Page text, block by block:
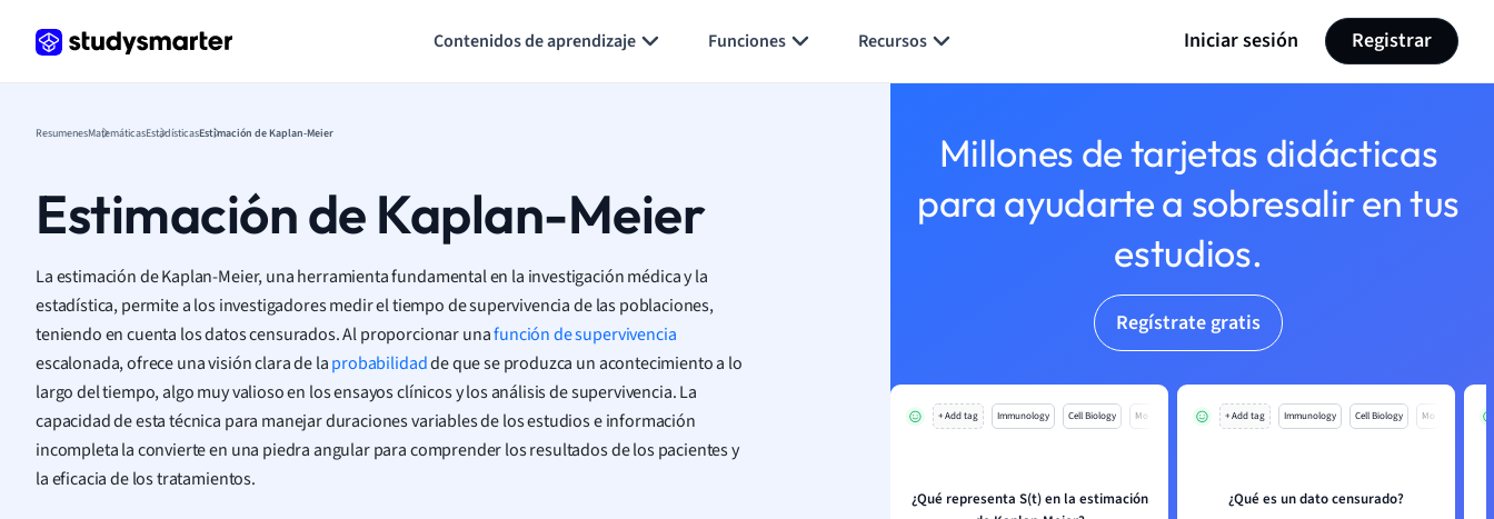
Contenidos de aprendizaje Funciones Recursos Iniciar sesión Registrar
ResumenesMatemáticasEstadísticasEstimación de Kaplan-Meier
Estimación de Kaplan-Meier
La estimación de Kaplan-Meier, una herramienta fundamental en la investigación médica y la
estadística, permite a los investigadores medir el tiempo de supervivencia de las poblaciones,
teniendo en cuenta los datos censurados. Al proporcionar unafunción de supervivencia
escalonada, ofrece una visión clara de laprobabilidadde que se produzca un acontecimiento a lo
largo del tiempo, algo muy valioso en los ensayos clínicos y los análisis de supervivencia. La
capacidad de esta técnica para manejar duraciones variables de los estudios e información
incompleta la convierte en una piedra angular para comprender los resultados de los pacientes y
la eficacia de los tratamientos.
Millones de tarjetas didácticas
para ayudarte a sobresalir en tus
estudios.
Regístrate gratis
+ Add tag Immunology Cell Biology Mo
¿Qué representa S(t) en la estimación
+ Add tag Immunology Cell Biology Mo
¿Qué es un dato censurado?